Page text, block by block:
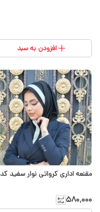
افزودن به سبد
مقنعه اداری کرواتی نوار سفید کد ۱۱
۵۸۰٬۰۰۰